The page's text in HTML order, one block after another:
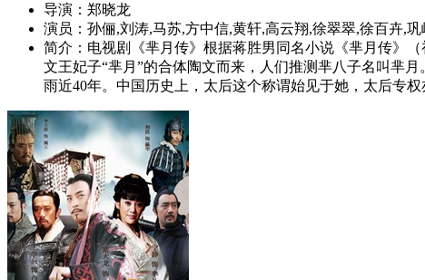
导演： 郑晓龙
演员： 孙俪,刘涛,马苏,方中信,黄轩,高云翔,徐翠翠,徐百卉,巩
简介： 电视剧《芈月传》根据蒋胜男同名小说《芈月传》
文王妃子“芈月”的合体陶文而来，人们推测芈八子名叫芈
雨近40年。中国历史上，太后这个称谓始见于她，太后专